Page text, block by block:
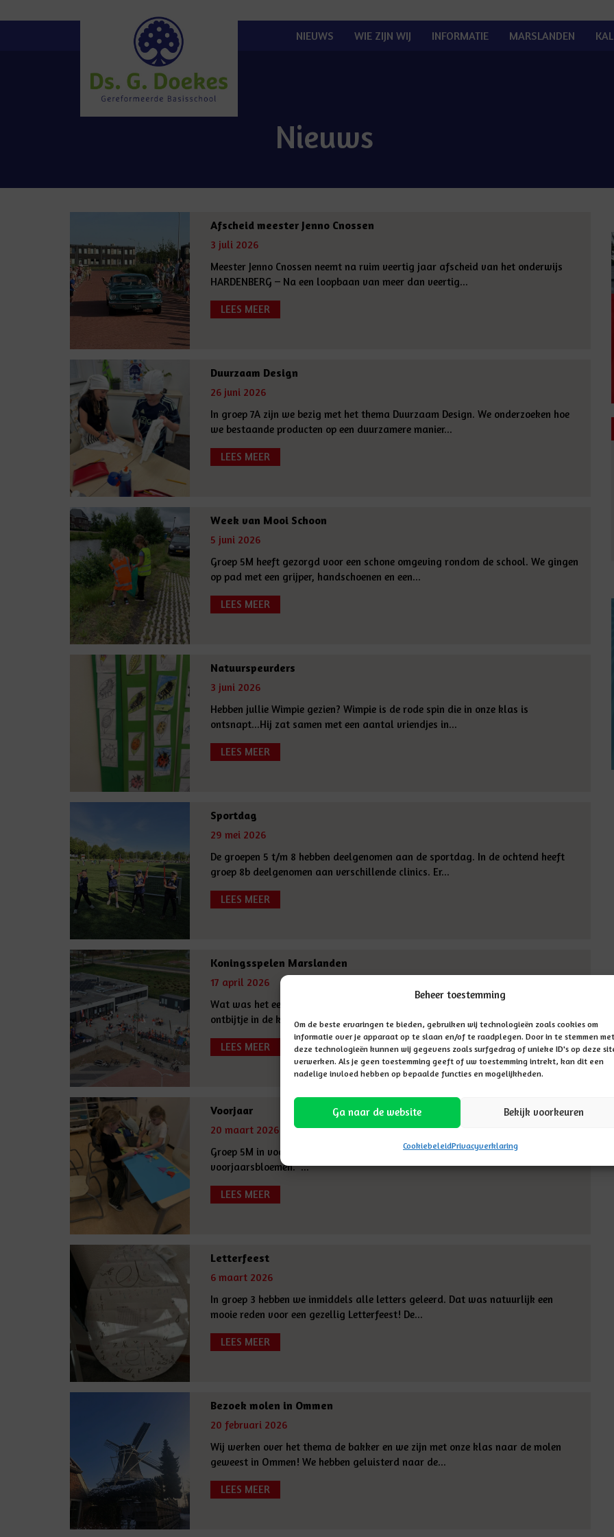
Beheer toestemming
Om de beste ervaringen te bieden, gebruiken wij technologieën zoals cookies om
informatie over je apparaat op te slaan en/of te raadplegen. Door in te stemmen met
deze technologieën kunnen wij gegevens zoals surfgedrag of unieke ID's op deze
verwerken. Als je geen toestemming geeft of uw toestemming intrekt, kan dit een
nadelige invloed hebben op bepaalde functies en mogelijkheden.
Ga naar de website Bekijk voorkeuren
CookiebeleidPrivacyverklaring
NIEUWS WIE ZIJN WIJ INFORMATIE MARSLANDEN
Nieuws
Afscheid meester Jenno Cnossen
3 juli 2026
Meester Jenno Cnossen neemt na ruim veertig jaar afscheid van het onderwijs
HARDENBERG – Na een loopbaan van meer dan veertig...
LEES MEER
Duurzaam Design
26 juni 2026
In groep 7A zijn we bezig met het thema Duurzaam Design. We onderzoeken hoe
we bestaande producten op een duurzamere manier...
LEES MEER
Week van Mooi Schoon
5 juni 2026
Groep 5M heeft gezorgd voor een schone omgeving rondom de school. We gingen
op pad met een grijper, handschoenen en een...
LEES MEER
Natuurspeurders
3 juni 2026
Hebben jullie Wimpie gezien? Wimpie is de rode spin die in onze klas is
ontsnapt...Hij zat samen met een aantal vriendjes in...
LEES MEER
Sportdag
29 mei 2026
De groepen 5 t/m 8 hebben deelgenomen aan de sportdag. In de ochtend heeft
groep 8b deelgenomen aan verschillende clinics. Er...
LEES MEER
Koningsspelen Marslanden
17 april 2026
Wat was het een gezellige ochtend in de Marslanden! We begonnen met een
ontbijtje in de klas. Daarna konden we het plein op, waar...
LEES MEER
Voorjaar
20 maart 2026
Groep 5M in voorjaars sferen. Een groepswerk maken met allemaal mooie
voorjaarsbloemen. ...
LEES MEER
Letterfeest
6 maart 2026
In groep 3 hebben we inmiddels alle letters geleerd. Dat was natuurlijk een
mooie reden voor een gezellig Letterfeest! De...
LEES MEER
Bezoek molen in Ommen
20 februari 2026
Wij werken over het thema de bakker en we zijn met onze klas naar de molen
geweest in Ommen! We hebben geluisterd naar de...
LEES MEER